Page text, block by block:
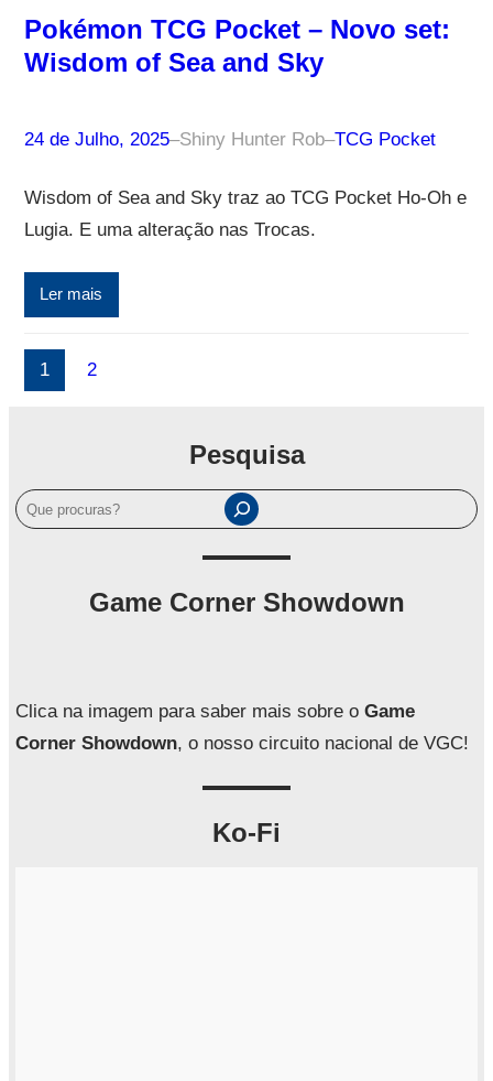
Pokémon TCG Pocket – Novo set:
Wisdom of Sea and Sky
24 de Julho, 2025–Shiny Hunter Rob–TCG Pocket
Wisdom of Sea and Sky traz ao TCG Pocket Ho-Oh e
Lugia. E uma alteração nas Trocas.
Ler mais
1 2
Pesquisa
P
e
a
Game Corner Showdown
Clica na imagem para saber mais sobre o Game
Corner Showdown, o nosso circuito nacional de VGC!
Ko-Fi